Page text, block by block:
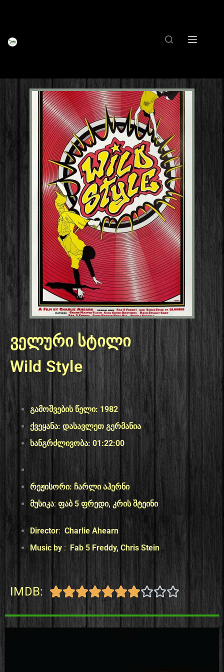
ველური სტილი
Wild Style
გამოშვების წელი: 1982
ქვეყანა: დასავლეთ გერმანია
ხანგრძლივობა: 01:22:00
რეჟისორი: ჩარლი აჰერნი
მუსიკა: ფაბ 5 ფრედი, კრის შტეინი
Director: Charlie Ahearn
Music by : Fab 5 Freddy, Chris Stein
IMDB: 